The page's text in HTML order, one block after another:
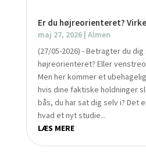
Er du højreorienteret?
maj 27, 2026| Almen
(27/05-2026) - Betragter du
højreorienteret? Eller
Men her kommer et
hvis dine faktiske holdninger
bås, du har sat dig selv i? Det
hvad et nyt studie...
LÆS MERE